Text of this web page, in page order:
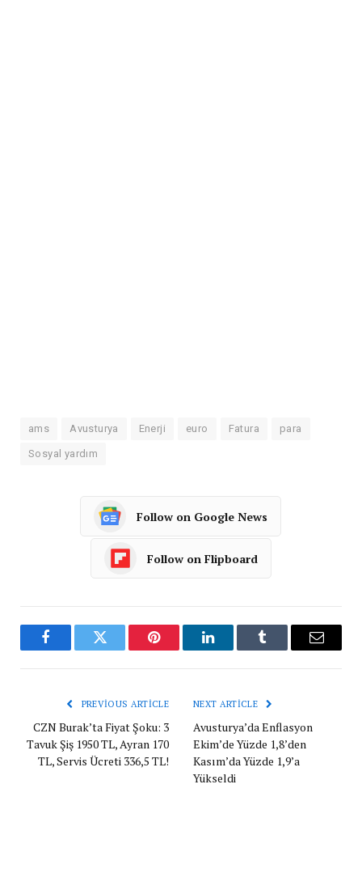
ams Avusturya Enerji euro Fatura para
Sosyal yardım
Follow on Google News
Follow on Flipboard
FacebookTwitter Pinterest LinkedInTumblr Email
PREVIOUS ARTICLE
CZN Burak’ta Fiyat Şoku: 3
Tavuk Şiş 1950 TL, Ayran 170
TL, Servis Ücreti 336,5 TL!
NEXT ARTICLE
Avusturya’da Enflasyon
Ekim’de Yüzde 1,8’den
Kasım’da Yüzde 1,9’a
Yükseldi